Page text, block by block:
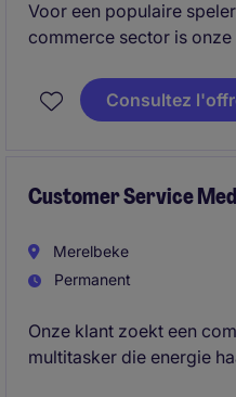
Voor een populaire
commerce sector is
direct contact met
persoonlijke en
Consultez
Customer Service
Merelbeke
Permanent
Onze klant zoekt een
multitasker die energie